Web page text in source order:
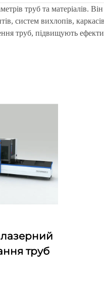
труб та матеріалів.
систем вихлопів,
труб, підвищують
труб